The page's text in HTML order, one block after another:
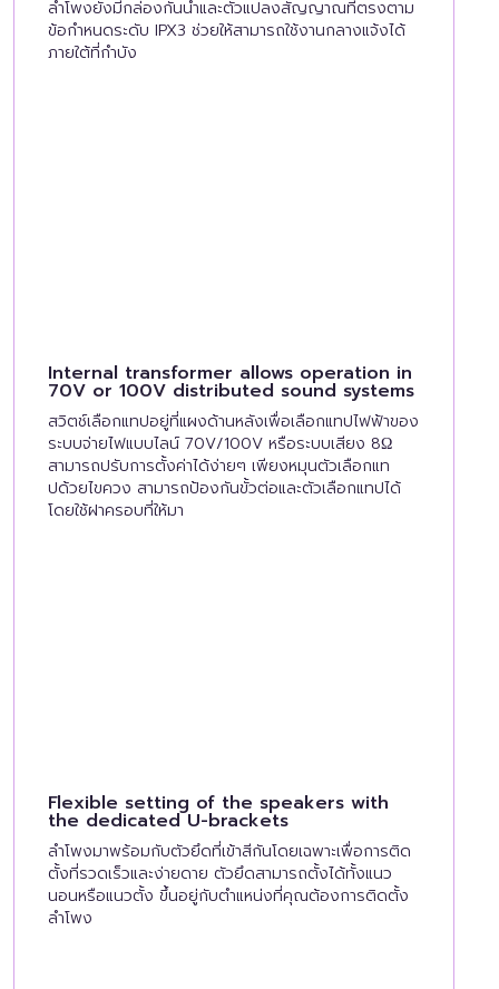
ลำโพงยังมีกล่องกันน้ำและตัวแปลงสัญญาณที่ตรงตาม
ข้อกำหนดระดับ IPX3 ช่วยให้สามารถใช้งานกลางแจ้งได้
ภายใต้ที่กำบัง
Internal transformer allows operation in
70V or 100V distributed sound systems
สวิตช์เลือกแทปอยู่ที่แผงด้านหลังเพื่อเลือกแทปไฟฟ้าของ
ระบบจ่ายไฟแบบไลน์ 70V/100V หรือระบบเสียง 8Ω
สามารถปรับการตั้งค่าได้ง่ายๆ เพียงหมุนตัวเลือกแท
ปด้วยไขควง สามารถป้องกันขั้วต่อและตัวเลือกแทปได้
โดยใช้ฝาครอบที่ให้มา
Flexible setting of the speakers with
the dedicated U-brackets
ลำโพงมาพร้อมกับตัวยึดที่เข้าสีกันโดยเฉพาะเพื่อการติด
ตั้งที่รวดเร็วและง่ายดาย ตัวยึดสามารถตั้งได้ทั้งแนว
นอนหรือแนวตั้ง ขึ้นอยู่กับตำแหน่งที่คุณต้องการติดตั้ง
ลำโพง